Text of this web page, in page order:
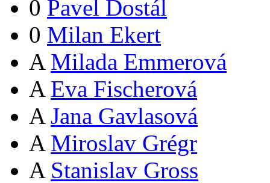
0 Pavel Dostál
0 Milan Ekert
A Milada Emmerová
A Eva Fischerová
A Jana Gavlasová
A Miroslav Grégr
A Stanislav Gross